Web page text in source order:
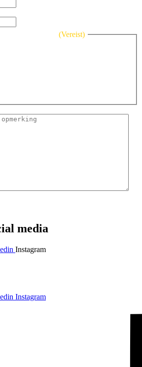
(Vereist)
media
Instagram
Instagram